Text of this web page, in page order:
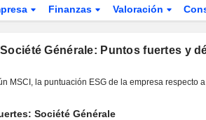
Finanzas Valoración
Générale: Puntos fuertes y
MSCI, la puntuación ESG de la empresa respecto
Société Générale